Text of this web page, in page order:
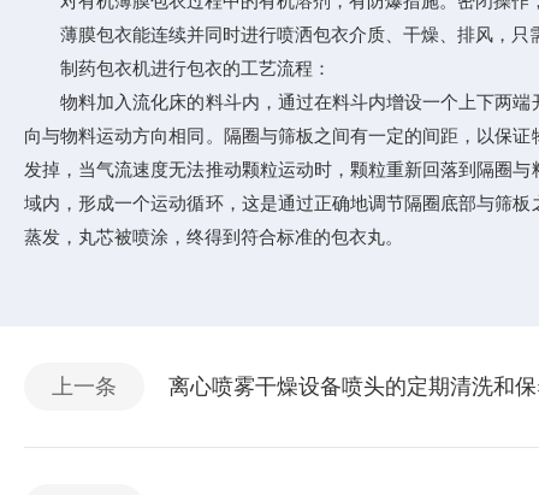
薄膜包衣能连续并同时进行喷洒包衣介质、干燥、排风，只
制药包衣机进行包衣的工艺流程：
物料加入流化床的料斗内，通过在料斗内增设一个上下两端
向与物料运动方向相同。隔圈与筛板之间有一定的间距，以保
发掉，当气流速度无法推动颗粒运动时，颗粒重新回落到隔圈
域内，形成一个运动循环，这是通过正确地调节隔圈底部与筛
蒸发，丸芯被喷涂，终得到符合标准的包衣丸。
上一条 离心喷雾干燥设备喷头的定期清洗和